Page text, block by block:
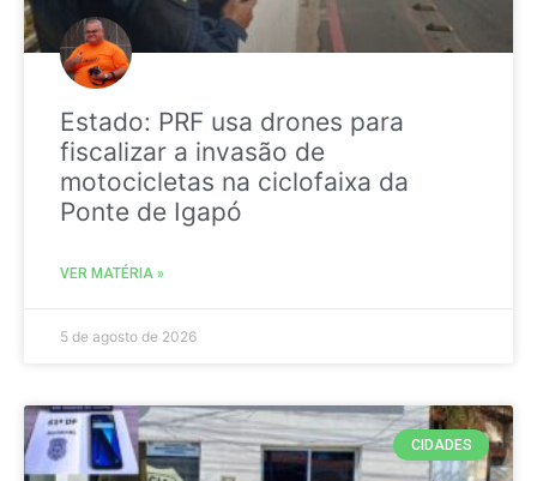
Estado: PRF usa drones para
fiscalizar a invasão de
motocicletas na ciclofaixa da
Ponte de Igapó
VER MATÉRIA »
5 de agosto de 2026
CIDADES